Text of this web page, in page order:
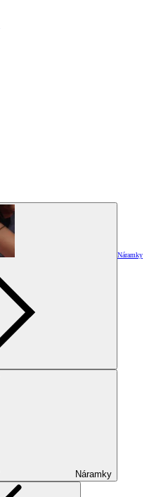
Náramky
Náramky